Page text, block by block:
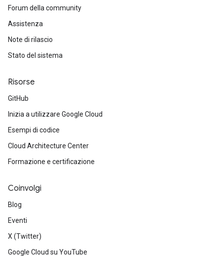
Forum della community
Assistenza
Note di rilascio
Stato del sistema
Risorse
GitHub
Inizia a utilizzare Google Cloud
Esempi di codice
Cloud Architecture Center
Formazione e certificazione
Coinvolgi
Blog
Eventi
X (Twitter)
Google Cloud su YouTube